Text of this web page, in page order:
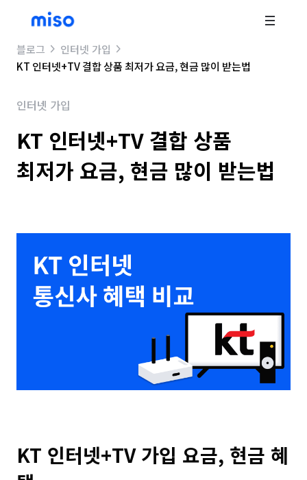
블로그
인터넷 가입
KT 인터넷+TV 결합 상품 최저가 요금, 현금 많이 받는법
인터넷 가입
KT 인터넷+TV 결합 상품
최저가 요금, 현금 많이 받는법
KT 인터넷+TV 가입 요금, 현금 혜